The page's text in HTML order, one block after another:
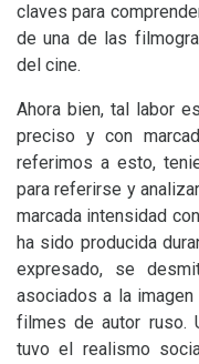
claves para
de una de las
del cine.
Ahora bien, tal labor
preciso y con
referimos a esto,
para referirse y
marcada intensidad
ha sido producida
expresado, se
asociados a la
filmes de autor ruso.
tuvo el realismo